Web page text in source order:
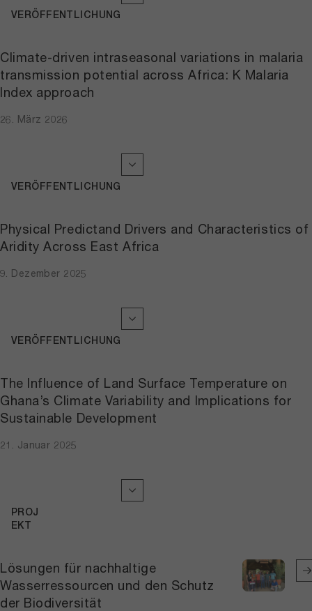
Climate-driven intraseasonal variations in malaria
transmission potential across Africa: K Malaria
Index approach
26. März 2026
VERÖFFENTLICHUNG
Physical Predictand Drivers and Characteristics of
Aridity Across East Africa
9. Dezember 2025
VERÖFFENTLICHUNG
The Influence of Land Surface Temperature on
Ghana’s Climate Variability and Implications for
Sustainable Development
21. Januar 2025
VERÖFFENTLICHUNG
Lösungen für nachhaltige
Wasserressourcen und den Schutz
der Biodiversität
PROJ
EKT